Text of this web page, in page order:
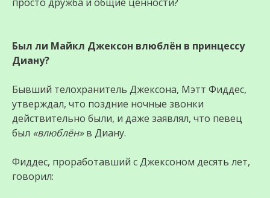
Был ли Майкл Джексон влюблён в принцессу
Диану?
Бывший телохранитель Джексона, Мэтт Фиддес,
утверждал, что поздние ночные звонки
действительно были, и даже заявлял, что певец
был «влюблён»в Диану.
Фиддес, проработавший с Джексоном десять лет,
говорил: